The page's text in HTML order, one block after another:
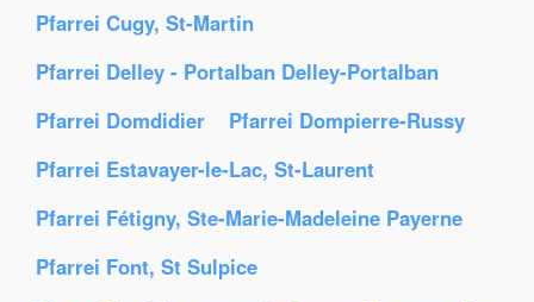
Pfarrei Cugy, St-Martin
Pfarrei Delley - Portalban Delley-Portalban
Pfarrei Domdidier
Pfarrei Dompierre-Russy
Pfarrei Estavayer-le-Lac, St-Laurent
Pfarrei Fétigny, Ste-Marie-Madeleine Payerne
Pfarrei Font, St Sulpice